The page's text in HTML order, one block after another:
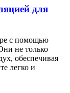
для
с помощью
не только
обеспечивая
легко и